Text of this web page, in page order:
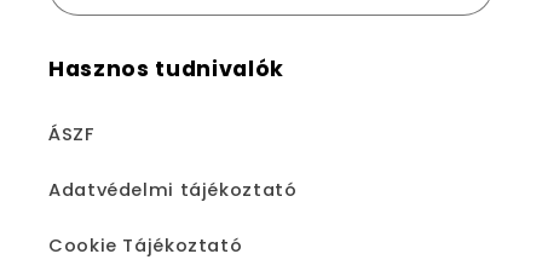
Hasznos tudnivalók
ÁSZF
Adatvédelmi tájékoztató
Cookie Tájékoztató